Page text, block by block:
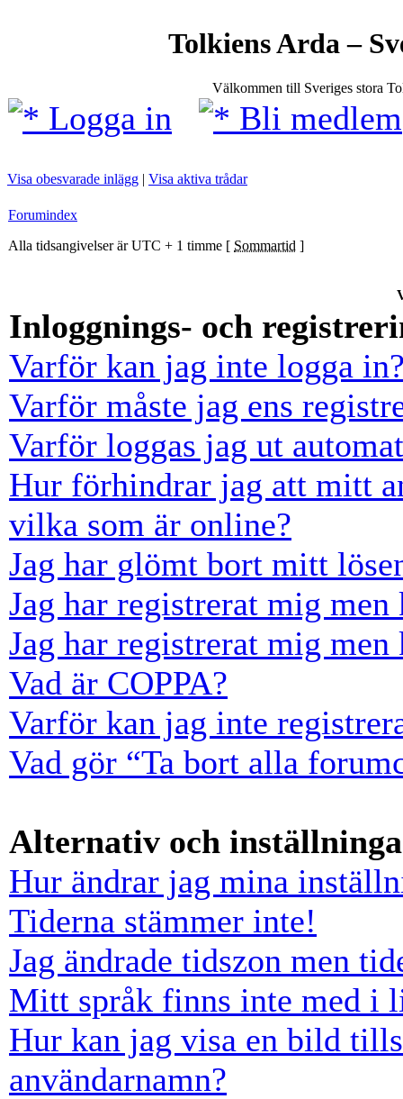
Tolkiens Arda –
Välkommen till Sveriges stora
Logga in Bli medlem
Visa obesvarade inlägg | Visa aktiva trådar
Forumindex
Alla tidsangivelser är UTC + 1 timme [ Sommartid ]
Inloggnings- och
Varför kan jag inte logga
Varför måste jag ens
Varför loggas jag ut
Hur förhindrar jag att mitt
vilka som är online?
Jag har glömt bort mitt
Jag har registrerat mig
Jag har registrerat mig
Vad är COPPA?
Varför kan jag inte
Vad gör “Ta bort alla
Alternativ och
Hur ändrar jag mina
Tiderna stämmer inte!
Jag ändrade tidszon men
Mitt språk finns inte med i
Hur kan jag visa en bild
användarnamn?